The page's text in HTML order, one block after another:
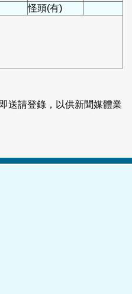
怪頭(有)
送請登錄，以供新聞媒體業